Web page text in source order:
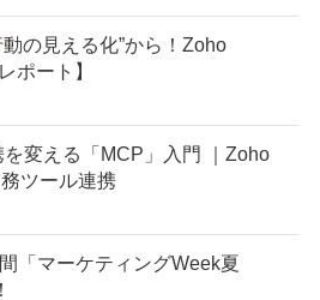
の見える化”から！Zoho
ポート】
変える「MCP」入門 ｜Zoho
ツール連携
「マーケティングWeek夏